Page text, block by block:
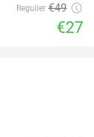
Regulier €49
€27